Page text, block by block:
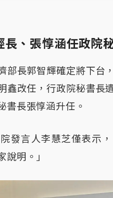
長、張惇涵任政院
部長郭智輝確定將下台
鑫改任，行政院秘書長
書長張惇涵升任。
發言人李慧芝僅表示
明。」